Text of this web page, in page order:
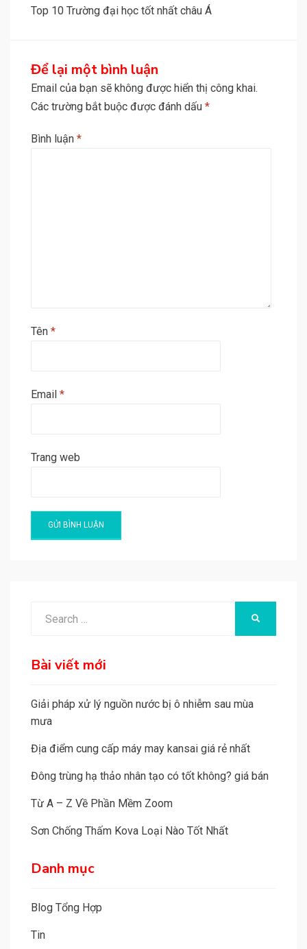
Top 10 Trường đại học tốt nhất châu Á
Để lại một bình luận
Email của bạn sẽ không được hiển thị công khai.
Các trường bắt buộc được đánh dấu *
Bình luận *
Tên *
Email *
Trang web
a
i
v
:
Bài viết mới
Giải pháp xử lý nguồn nước bị ô nhiễm sau mùa
mưa
Địa điểm cung cấp máy may kansai giá rẻ nhất
Đông trùng hạ thảo nhân tạo có tốt không? giá bán
Từ A – Z Về Phần Mềm Zoom
Sơn Chống Thấm Kova Loại Nào Tốt Nhất
Danh mục
Blog Tổng Hợp
Tin